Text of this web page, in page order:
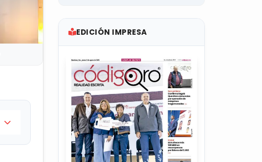
EDICIÓN IMPRESA